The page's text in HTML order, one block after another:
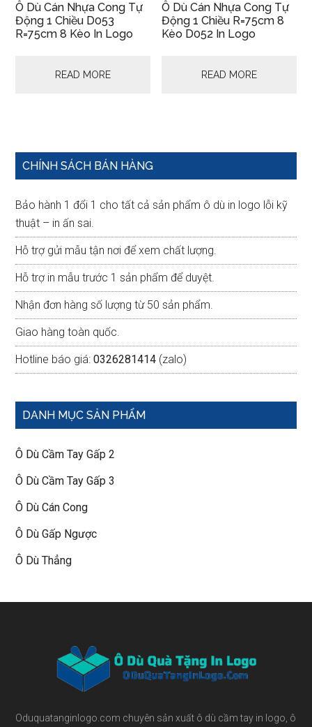
Ô Dù Cán Nhựa Cong Tự
Động 1 Chiều D053
R=75cm 8 Kèo In Logo
READ MORE
Ô Dù Cán Nhựa Cong Tự
Động 1 Chiều R=75cm 8
Kèo D052 In Logo
READ MORE
Primary
CHÍNH SÁCH BÁN HÀNG
Bảo hành 1 đổi 1 cho tất cả sản phẩm ô dù in logo lỗi kỹ
thuật – in ấn sai.
Hỗ trợ gửi mẫu tận nơi để xem chất lượng.
Hỗ trợ in mẫu trước 1 sản phẩm để duyệt.
Nhận đơn hàng số lượng từ 50 sản phẩm.
Giao hàng toàn quốc.
Hotline báo giá:0326281414 (zalo)
DANH MỤC SẢN PHẨM
Ô Dù Cầm Tay Gấp 2
Ô Dù Cầm Tay Gấp 3
Ô Dù Cán Cong
Ô Dù Gấp Ngược
Ô Dù Thẳng
Footer
Oduquatanginlogo.com chuyên sản xuất ô dù cầm tay in logo, ô